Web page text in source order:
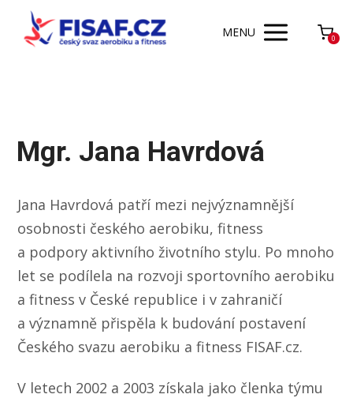
MENU 0
Mgr. Jana Havrdová
Jana Havrdová patří mezi nejvýznamnější
osobnosti českého aerobiku, fitness
a podpory aktivního životního stylu. Po mnoho
let se podílela na rozvoji sportovního aerobiku
a fitness v České republice i v zahraničí
a významně přispěla k budování postavení
Českého svazu aerobiku a fitness FISAF.cz.
V letech 2002 a 2003 získala jako členka týmu